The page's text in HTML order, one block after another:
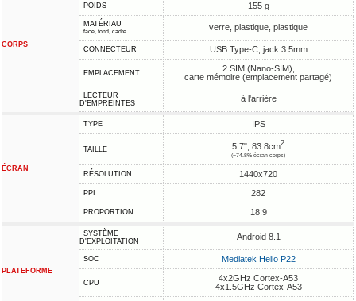
CORPS
POIDS 155 g
MATÉRIAU
face, fond, cadre verre, plastique, plastique
CONNECTEUR USB Type-C, jack 3.5mm
EMPLACEMENT
2 SIM (Nano-SIM),
carte mémoire (emplacement partagé)
LECTEUR
D'EMPREINTES
à l'arrière
ÉCRAN
TYPE IPS
TAILLE 5.7", 83.8cm2
(~74.8% écran-corps)
RÉSOLUTION 1440x720
PPI 282
PROPORTION 18:9
PLATEFORME
SYSTÈME
D'EXPLOITATION
Android 8.1
SOC Mediatek Helio P22
CPU
4x2GHz Cortex-A53
4x1.5GHz Cortex-A53